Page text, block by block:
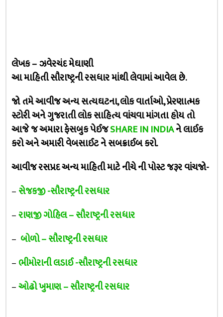
લેખક – ઝવેરચંદ મેઘાણી
આ માહિતી સૌરાષ્ટ્રની રસધાર માંથી લેવામાં આવેલ છે.
જો તમે આવીજ અન્ય સત્યઘટના, લોક વાર્તાઓ, પ્રેરણાત્મક
સ્ટોરી અને ગુજરાતી લોક સાહિત્ય વાંચવા માંગતા હોય તો
આજે જ અમારા ફેસબુક પેઈજSHARE IN INDIAને લાઈક
કરો અને અમારી વેબસાઈટ ને સબક્રાઈબ કરો.
આવીજ રસપ્રદ અન્ય માહિતી માટે નીચે ની પોસ્ટ જરૂર વાંચજો-
–સેજકજી -સૌરાષ્ટ્રની રસધાર
–રાણજી ગોહિલ – સૌરાષ્ટ્રની રસધાર
– બોળો – સૌરાષ્ટ્રની રસધાર
–ભીમોરાની લડાઈ -સૌરાષ્ટ્રની રસધાર
–ઓઢો ખુમાણ – સૌરાષ્ટ્રની રસધાર